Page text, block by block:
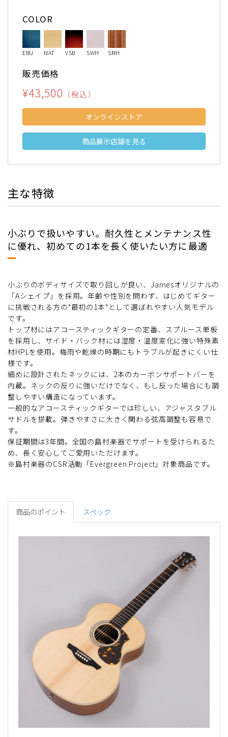
COLOR
EBU NAT VSB SWH SMH
販売価格
¥43,500 （税込）
オンラインストア
商品展示店舗を見る
主な特徴
小ぶりで扱いやすい。耐久性とメンテナンス性
に優れ、初めての1本を長く使いたい方に最適
小ぶりのボディサイズで取り回しが良い、Jamesオリジナルの
「Aシェイプ」を採用。年齢や性別を問わず、はじめてギター
に挑戦される方の"最初の1本"として選ばれやすい人気モデル
です。
トップ材にはアコースティックギターの定番、スプルース単板
を採用し、サイド・バック材には湿度・温度変化に強い特殊素
材HPLを使用。梅雨や乾燥の時期にもトラブルが起きにくい仕
様です。
細めに設計されたネックには、2本のカーボンサポートバーを
内蔵。ネックの反りに強いだけでなく、もし反った場合にも調
整しやすい構造になっています。
一般的なアコースティックギターでは珍しい、アジャスタブル
サドルを搭載。弾きやすさに大きく関わる弦高調整も容易で
す。
保証期間は3年間。全国の島村楽器でサポートを受けられるた
め、長く安心してご愛用いただけます。
※島村楽器のCSR活動「Evergreen Project」対象商品です。
商品のポイント スペック